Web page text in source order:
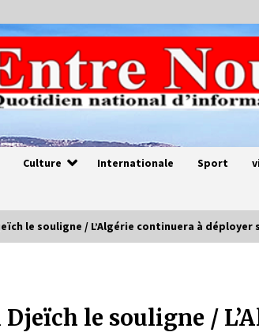
Culture Internationale Sport
le souligne / L’Algérie continuera à
le souligne /